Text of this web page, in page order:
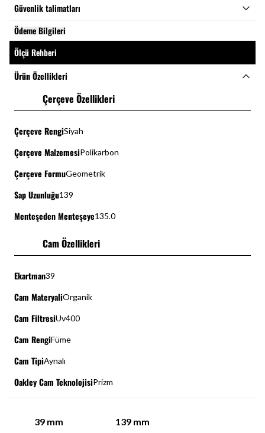
Güvenlik talimatları
Ödeme Bilgileri
Ölçü Rehberi
Ürün Özellikleri
Çerçeve Özellikleri
Çerçeve RengiSiyah
Çerçeve MalzemesiPolikarbon
Çerçeve FormuGeometrik
Sap Uzunluğu139
Menteşeden Menteşeye135.0
Cam Özellikleri
Ekartman39
Cam MateryaliOrganik
Cam FiltresiUv400
Cam RengiFüme
Cam TipiAynalı
Oakley Cam TeknolojisiPrizm
39 mm 139mm